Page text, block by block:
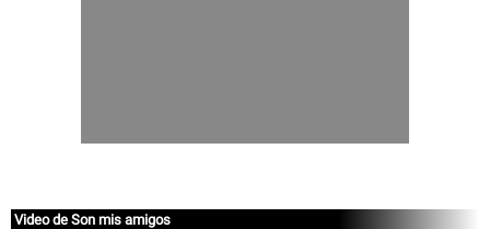
Video de Son mis amigos